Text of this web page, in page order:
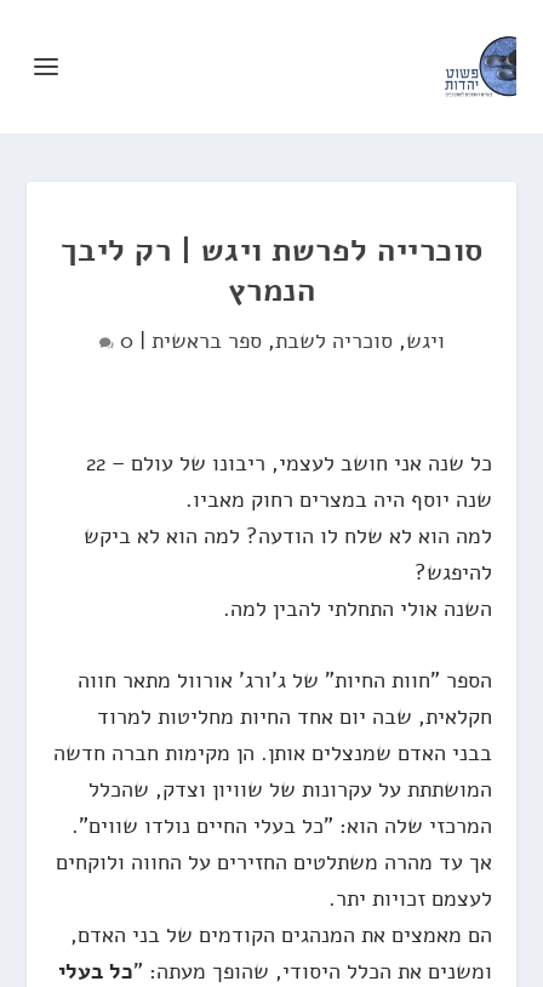
סוכרייה לפרשת ויגש | רק ליבך
הנמרץ
ויגש,סוכריה לשבת,ספר בראשית |
0
כל שנה אני חושב לעצמי, ריבונו של עולם – 22
שנה יוסף היה במצרים רחוק מאביו.
למה הוא לא שלח לו הודעה? למה הוא לא ביקש
להיפגש?
השנה אולי התחלתי להבין למה.
הספר "חוות החיות" של ג'ורג' אורוול מתאר חווה
חקלאית, שבה יום אחד החיות מחליטות למרוד
בבני האדם שמנצלים אותן. הן מקימות חברה חדשה
המושתתת על עקרונות של שוויון וצדק, שהכלל
המרכזי שלה הוא: "כל בעלי החיים נולדו שווים".
אך עד מהרה משתלטים החזירים על החווה ולוקחים
לעצמם זכויות יתר.
הם מאמצים את המנהגים הקודמים של בני האדם,
ומשנים את הכלל היסודי, שהופך מעתה: "כל בעלי